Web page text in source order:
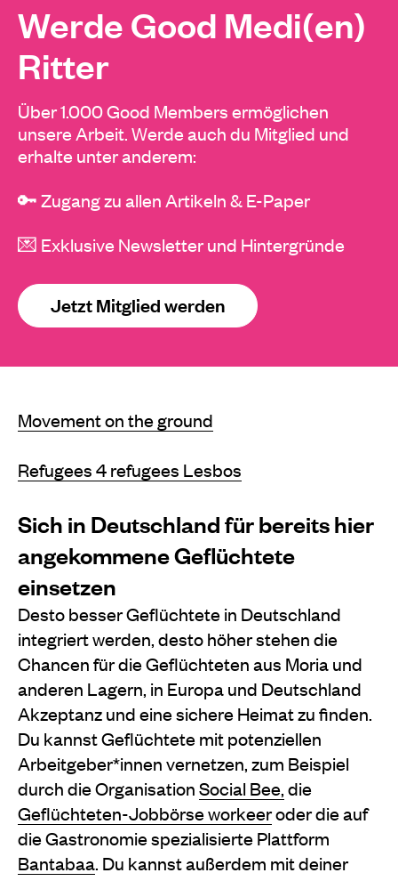
Werde Good Medi(en)
Ritter
Über 1.000 Good Members ermöglichen
unsere Arbeit. Werde auch du Mitglied und
erhalte unter anderem:
🔑 Zugang zu allen Artikeln & E-Paper
💌 Exklusive Newsletter und Hintergründe
Jetzt Mitglied werden
Movement on the ground
Refugees 4 refugees Lesbos
Sich in Deutschland für bereits hier
angekommene Geflüchtete
einsetzen
Desto besser Geflüchtete in Deutschland
integriert werden, desto höher stehen die
Chancen für die Geflüchteten aus Moria und
anderen Lagern, in Europa und Deutschland
Akzeptanz und eine sichere Heimat zu finden.
Du kannst Geflüchtete mit potenziellen
Arbeitgeber*innen vernetzen, zum Beispiel
durch die OrganisationSocial Bee,die
Geflüchteten-Jobbörse workeeroder die auf
die Gastronomie spezialisierte Plattform
Bantabaa. Du kannst außerdem mit deiner